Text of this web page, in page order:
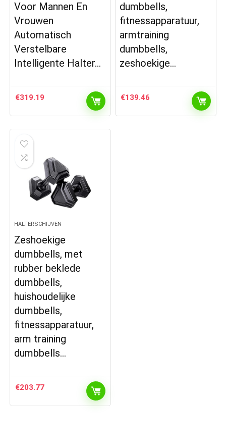
Voor Mannen En
Vrouwen
Automatisch
Verstelbare
Intelligente Halter…
€319.19
dumbbells,
fitnessapparatuur,
armtraining
dumbbells,
zeshoekige…
€139.46
HALTERSCHIJVEN
Zeshoekige
dumbbells, met
rubber beklede
dumbbells,
huishoudelijke
dumbbells,
fitnessapparatuur,
arm training
dumbbells…
€203.77